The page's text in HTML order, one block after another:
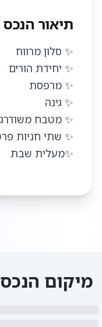
תיאור הנכס
✨מעלית שבת
מיקום הנכס